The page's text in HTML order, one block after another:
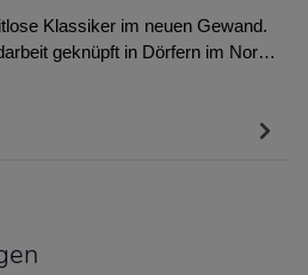
Klassiker im neuen Gewand.
geknüpft in Dörfern im Nor…